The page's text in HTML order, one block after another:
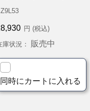
円 (税込)
庫状況： 販売中
同時にカートに入れる